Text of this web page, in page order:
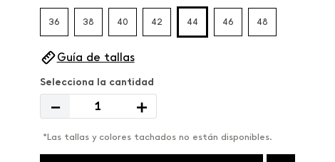
36 38 40 42 44 46 48
Guía de tallas
＋
－
*Las tallas y colores tachados no están disponibles.